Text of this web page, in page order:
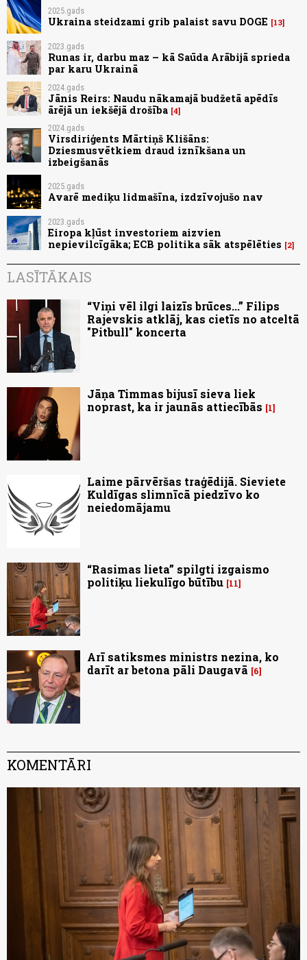
2025.gads
Ukraina steidzami grib palaist savu DOGE 13
2023.gads
Runas ir, darbu maz – kā Saūda Arābijā sprieda
par karu Ukrainā
2024.gads
Jānis Reirs: Naudu nākamajā budžetā apēdīs
ārējā un iekšējā drošība 4
2024.gads
Virsdiriģents Mārtiņš Klišāns:
Dziesmusvētkiem draud iznīkšana un
izbeigšanās
2025.gads
Avarē mediķu lidmašīna, izdzīvojušo nav
2023.gads
Eiropa kļūst investoriem aizvien
nepievilcīgāka; ECB politika sāk atspēlēties
2
LASĪTĀKAIS
“Viņi vēl ilgi laizīs brūces...” Filips
Rajevskis atklāj, kas cietīs no atceltā
"Pitbull" koncerta
Jāņa Timmas bijusī sieva liek
noprast, ka ir jaunās attiecībās
1
Laime pārvēršas traģēdijā. Sieviete
Kuldīgas slimnīcā piedzīvo ko
neiedomājamu
“Rasimas lieta” spilgti izgaismo
politiķu liekulīgo būtību 11
Arī satiksmes ministrs nezina, ko
darīt ar betona pāli Daugavā
6
KOMENTĀRI